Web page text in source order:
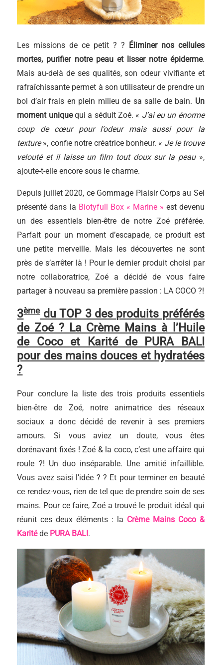
Les missions de ce petit ? ?
Éliminer nos cellules
mortes, purifier notre peau et lisser notre épiderme.
Mais au-delà de ses qualités, son odeur vivifiante et
rafraîchissante permet à son utilisateur de prendre un
bol d’air frais en plein milieu de sa salle de bain. Un
moment uniquequi a séduit Zoé. « J’ai eu un énorme
coup de cœur pour l’odeur mais aussi pour la
texture», confie notre créatrice bonheur. « Je le trouve
velouté et il laisse un film tout doux sur la peau»,
ajoute-t-elle encore sous le charme.
Depuis juillet 2020, ce Gommage Plaisir Corps au Sel
présenté dans la Biotyfull Box « Marine » est devenu
un des essentiels bien-être de notre Zoé préférée.
Parfait pour un moment d’escapade, ce produit est
une petite merveille. Mais les découvertes ne sont
près de s’arrêter là ! Pour le dernier produit choisi par
notre collaboratrice, Zoé a décidé de vous faire
partager à nouveau sa première passion : LA COCO ?!
3èmedu TOP 3 des produits préférés
de Zoé ? La Crème Mains à l’Huile
de Coco et Karité de PURA BALI
pour des mains douces et hydratées
?
Pour conclure la liste des trois produits essentiels
bien-être de Zoé, notre animatrice des réseaux
sociaux a donc décidé de revenir à ses premiers
amours. Si vous aviez un doute, vous êtes
dorénavant fixés ! Zoé & la coco, c’est une affaire qui
roule ?! Un duo inséparable. Une amitié infaillible.
Vous avez saisi l’idée ? ? Et pour terminer en beauté
ce rendez-vous, rien de tel que de prendre soin de ses
mains. Pour ce faire, Zoé a trouvé le produit idéal qui
réunit ces deux éléments : la Crème Mains Coco &
Karitéde PURA BALI .